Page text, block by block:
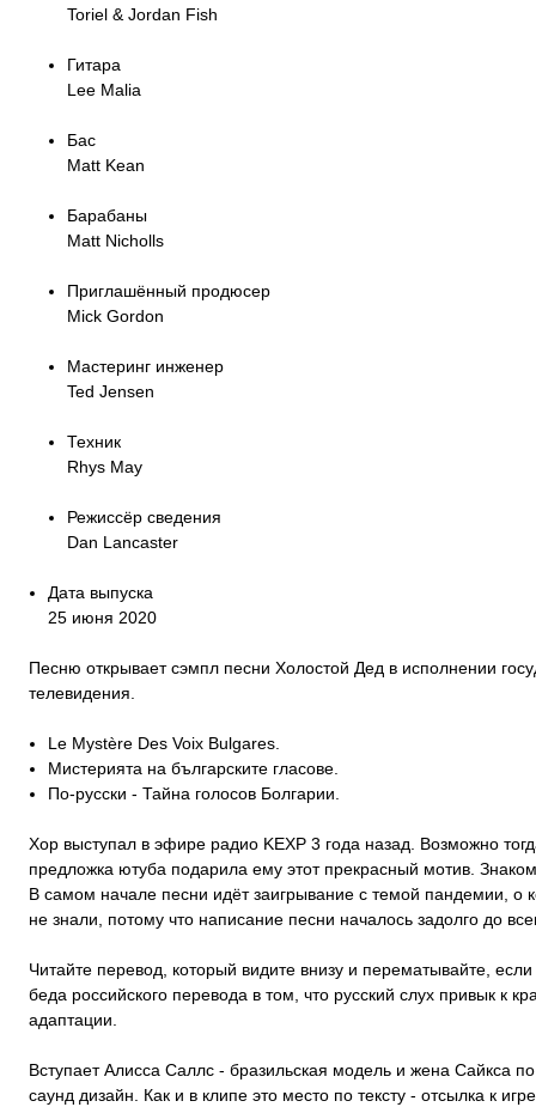
Toriel & Jordan Fish
Гитара
Lee Malia
Бас
Matt Kean
Барабаны
Matt Nicholls
Приглашённый продюсер
Mick Gordon
Мастеринг инженер
Ted Jensen
Техник
Rhys May
Режиссёр сведения
Dan Lancaster
Дата выпуска
25 июня 2020
Песню открывает сэмпл песни Холостой Дед в исполнении
телевидения.
Le Mystère Des Voix Bulgares.
Мистерията на българските гласове.
По-русски - Тайна голосов Болгарии.
Хор выступал в эфире радио KEXP 3 года назад. Возможно
предложка ютуба подарила ему этот прекрасный мотив.
В самом начале песни идёт заигрывание с темой пандемии, о
не знали, потому что написание песни началось задолго до
Читайте перевод, который видите внизу и перематывайте,
беда российского перевода в том, что русский слух привык к
адаптации.
Вступает Алисса Саллс - бразильская модель и жена Сайкса
саунд дизайн. Как и в клипе это место по тексту - отсылка к